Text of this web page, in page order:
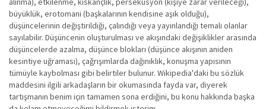
büyüklük, erotomani (başkalarının kendisine aşık olduğu),
düşüncelerinin değiştirildiği, çalındığı veya yayınlandığı temalı olanlar
sayılabilir. Düşüncenin oluşturulması ve akışındaki değişiklikler arasında
düşüncelerde azalma, düşünce blokları (düşünce akışının aniden
kesintiye uğraması), çağrışımlarda dağınıklık, konuşma yapısının
tümüyle kaybolması gibi belirtiler bulunur. Wikipedia'daki bu sözlük
maddesini ilgili arkadaşların bir okumasında fayda var, diyerek
tartışmanın benim için tamamen sona erdiğini, bu konu hakkında başka